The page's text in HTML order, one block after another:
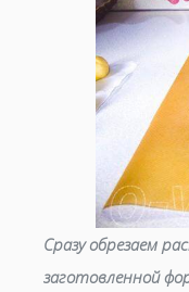
Сразу обрезаем
заготовленной